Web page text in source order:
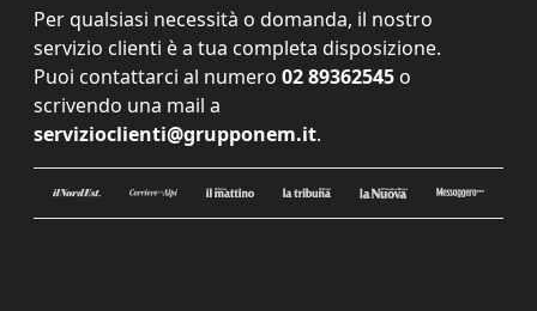
Per qualsiasi necessità o domanda, il nostro
servizio clienti è a tua completa disposizione.
Puoi contattarci al numero 02 89362545 o
scrivendo una mail a
servizioclienti@grupponem.it.